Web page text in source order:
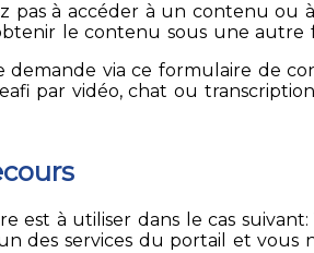
pas à accéder à un contenu
le contenu sous une autre
demande via ce formulaire de
par vidéo, chat ou
est à utiliser dans le cas
des services du portail et vous